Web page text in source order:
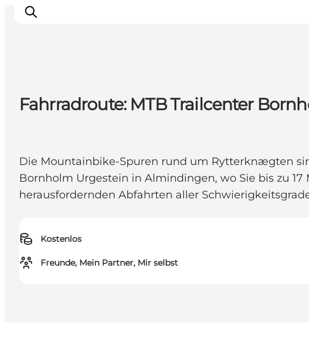
Inspiration
Reiseplanung
Fahrradroute: MTB Trailcenter
Die Mountainbike-Spuren rund um Rytterknægten
Bornholm Urgestein in Almindingen, wo Sie bis zu
herausfordernden Abfahrten aller
Kostenlos
Freunde, Mein Partner, Mir selbst